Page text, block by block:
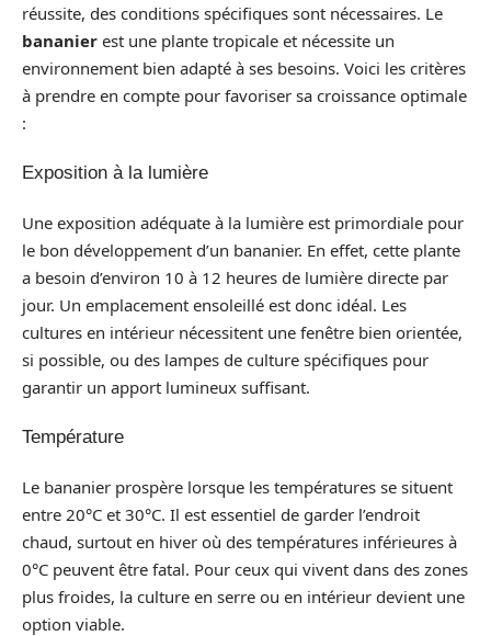
réussite, des conditions spécifiques sont nécessaires. Le
bananier est une plante tropicale et nécessite un
environnement bien adapté à ses besoins. Voici les critères
à prendre en compte pour favoriser sa croissance optimale
:
Exposition à la lumière
Une exposition adéquate à la lumière est primordiale pour
le bon développement d’un bananier. En effet, cette plante
a besoin d’environ 10 à 12 heures de lumière directe par
jour. Un emplacement ensoleillé est donc idéal. Les
cultures en intérieur nécessitent une fenêtre bien orientée,
si possible, ou des lampes de culture spécifiques pour
garantir un apport lumineux suffisant.
Température
Le bananier prospère lorsque les températures se situent
entre 20°C et 30°C. Il est essentiel de garder l’endroit
chaud, surtout en hiver où des températures inférieures à
0°C peuvent être fatal. Pour ceux qui vivent dans des zones
plus froides, la culture en serre ou en intérieur devient une
option viable.